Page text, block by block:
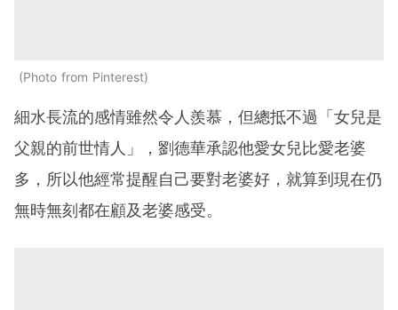
Photo from Pinterest
細水長流的感情雖然令人羨慕，但總抵不過「女兒是
父親的前世情人」，劉德華承認他愛女兒比愛老婆
多，所以他經常提醒自己要對老婆好，就算到現在仍
無時無刻都在顧及老婆感受。